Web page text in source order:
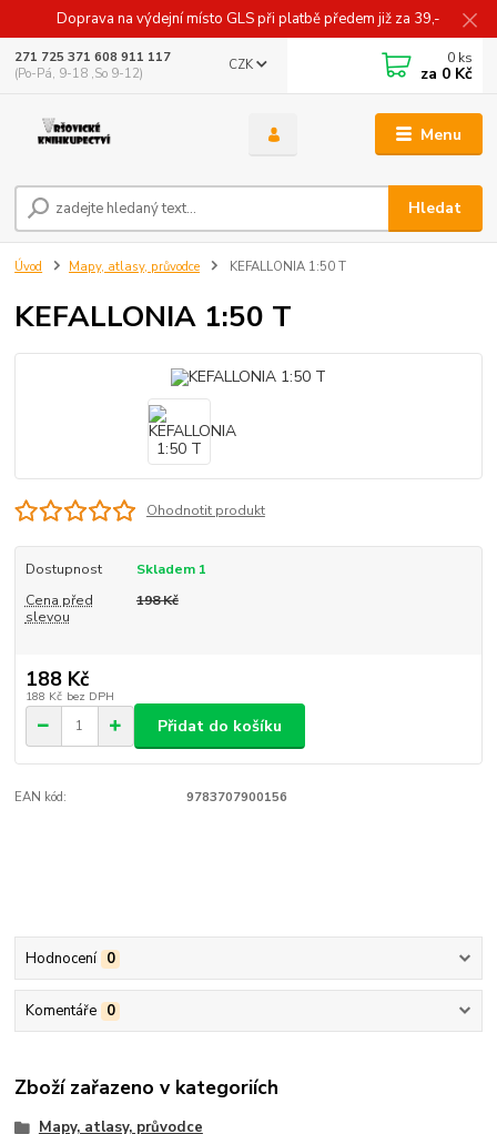
Doprava na výdejní místo GLS při platbě předem již za 39,-
Menu
CZK
Hledat
271 725 371 608 911 117
(Po-Pá, 9-18 ,So 9-12)
0 ks
za 0 Kč
Úvod Mapy, atlasy, průvodce KEFALLONIA 1:50 T
KEFALLONIA 1:50 T
Ohodnotit produkt
Dostupnost
Skladem 1
Cena před
slevou
198 Kč
188 Kč
188 Kč bez DPH
Přidat do košíku
EAN kód: 9783707900156
Hodnocení 0
Komentáře 0
Zboží zařazeno v kategoriích
Mapy, atlasy, průvodce